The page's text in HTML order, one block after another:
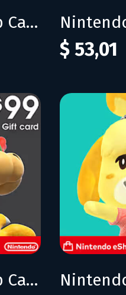
Nintendo eShop Card 35$ (USA)
$ 53,01
Nintendo eShop Card 99$ (USA)